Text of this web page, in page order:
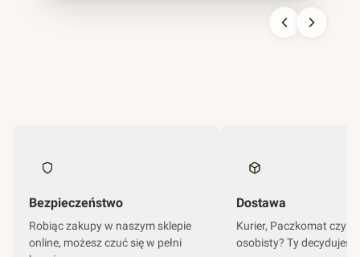
Bezpieczeństwo
Robiąc zakupy w naszym sklepie
online, możesz czuć się w pełni
Dostawa
Kurier, Paczkomat czy
osobisty? Ty decydujesz.